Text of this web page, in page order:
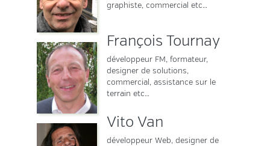
graphiste, commercial etc…
François Tournay
développeur FM, formateur,
designer de solutions,
commercial, assistance sur le
terrain etc…
Vito Van
développeur Web, designer de